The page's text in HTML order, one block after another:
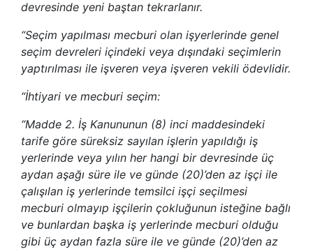
devresinde yeni baştan tekrarlanır.
“Seçim yapılması mecburi olan işyerlerinde genel
seçim devreleri içindeki veya dışındaki seçimlerin
yaptırılması ile işveren veya işveren vekili ödevlidir.
“İhtiyari ve mecburi seçim:
“Madde 2. İş Kanununun (8) inci maddesindeki
tarife göre süreksiz sayılan işlerin yapıldığı iş
yerlerinde veya yılın her hangi bir devresinde üç
aydan aşağı süre ile ve günde (20)’den az işçi ile
çalışılan iş yerlerinde temsilci işçi seçilmesi
mecburi olmayıp işçilerin çokluğunun isteğine bağlı
ve bunlardan başka iş yerlerinde mecburi olduğu
gibi üç aydan fazla süre ile ve günde (20)’den az